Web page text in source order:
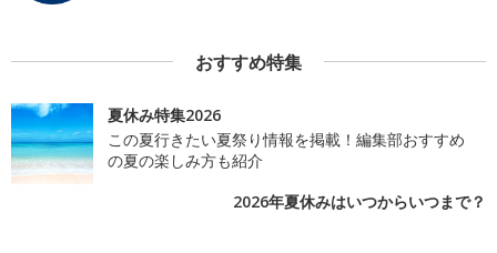
おすすめ特集
夏休み特集2026
この夏行きたい夏祭り情報を掲載！編集部おすすめ
の夏の楽しみ方も紹介
2026年夏休みはいつからいつまで？